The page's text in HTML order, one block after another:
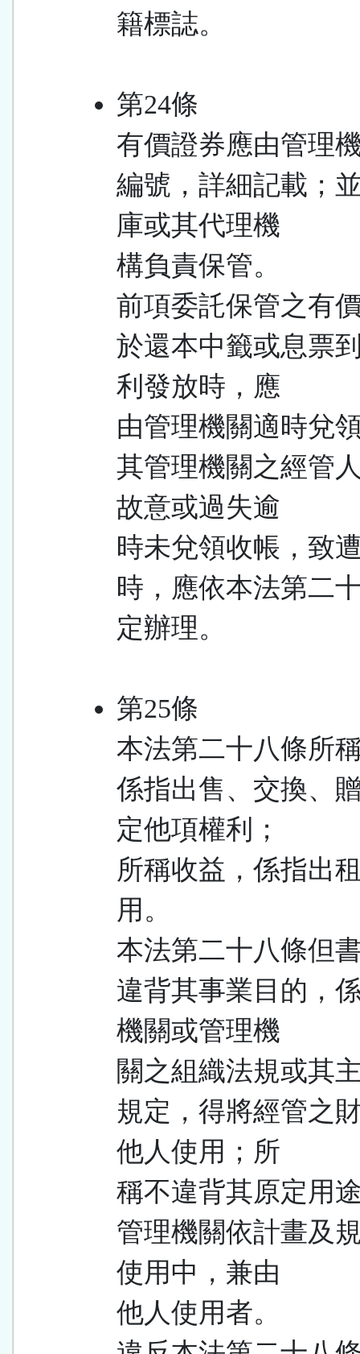
籍標誌。
第24條
有價證券應由管理
編號，詳細記載；
庫或其代理機
構負責保管。
前項委託保管之有
於還本中籤或息票
利發放時，應
由管理機關適時兌
其管理機關之經管
故意或過失逾
時未兌領收帳，致
時，應依本法第二
定辦理。
第25條
本法第二十八條所
係指出售、交換、
定他項權利；
所稱收益，係指出
用。
本法第二十八條但
違背其事業目的，
機關或管理機
關之組織法規或其
規定，得將經管之
他人使用；所
稱不違背其原定用
管理機關依計畫及
使用中，兼由
他人使用者。